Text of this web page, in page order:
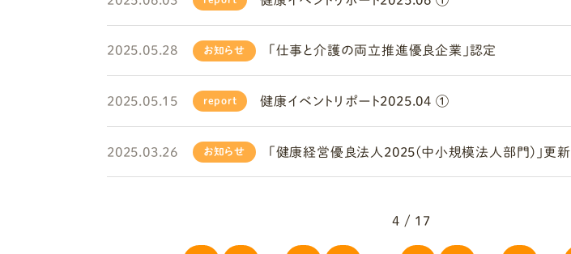
2025.05.28 お知らせ 「仕事と介護の両立推進優良企業」認定
2025.05.15 report 健康イベントリポート2025.04 ①
2025.03.26 お知らせ 「健康経営優良法人2025(中小規模法人部門)」更新
4 / 17